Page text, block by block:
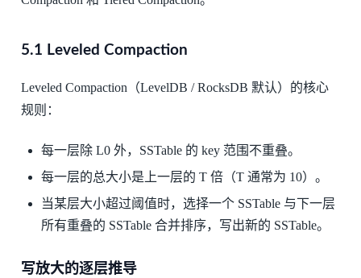
5.1 Leveled Compaction
Leveled Compaction（LevelDB / RocksDB 默认）的核心
规则：
每一层除 L0 外，SSTable 的 key 范围不重叠。
每一层的总大小是上一层的 T 倍（T 通常为 10）。
当某层大小超过阈值时，选择一个 SSTable 与下一层
所有重叠的 SSTable 合并排序，写出新的 SSTable。
写放大的逐层推导